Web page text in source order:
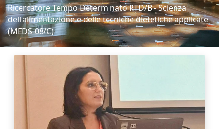
Ricercatore Tempo Determinato RTD/B - Scienza
dell'alimentazione e delle tecniche dietetiche applicate
(MEDS-08/C)